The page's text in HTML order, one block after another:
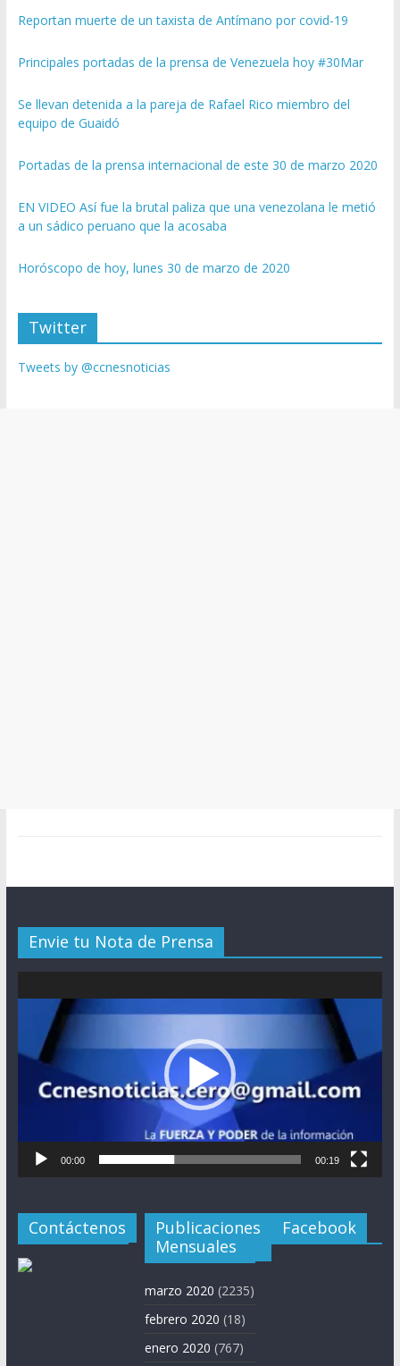
Reportan muerte de un taxista de Antímano por covid-19
Principales portadas de la prensa de Venezuela hoy #30Mar
Se llevan detenida a la pareja de Rafael Rico miembro del
equipo de Guaidó
Portadas de la prensa internacional de este 30 de marzo 2020
EN VIDEO Así fue la brutal paliza que una venezolana le metió
a un sádico peruano que la acosaba
Horóscopo de hoy, lunes 30 de marzo de 2020
Twitter
Tweets by @ccnesnoticias
Envie tu Nota de Prensa
de
00:00 00:19
Contáctenos
Publicaciones
Mensuales
marzo 2020 (2235)
febrero 2020 (18)
enero 2020 (767)
Facebook